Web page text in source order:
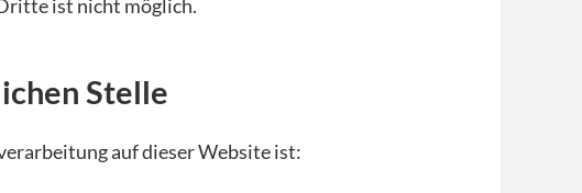
ist nicht möglich.
Stelle
auf dieser Website ist: